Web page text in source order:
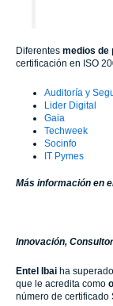
Diferentes medios de
certificación en ISO
Auditoría y
Lider Digital
Gaia
Techweek
Socinfo
IT Pymes
Más información en
Innovación,
Entel Ibai ha
que le acredita como
número de certificado